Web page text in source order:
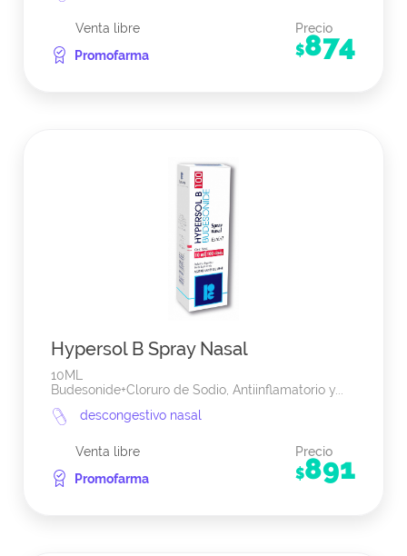
Venta libre
Promofarma
Precio
$874
Hypersol B Spray Nasal
10ML
Budesonide+Cloruro de Sodio, Antiinflamatorio y...
descongestivo nasal
Venta libre
Promofarma
Precio
$891